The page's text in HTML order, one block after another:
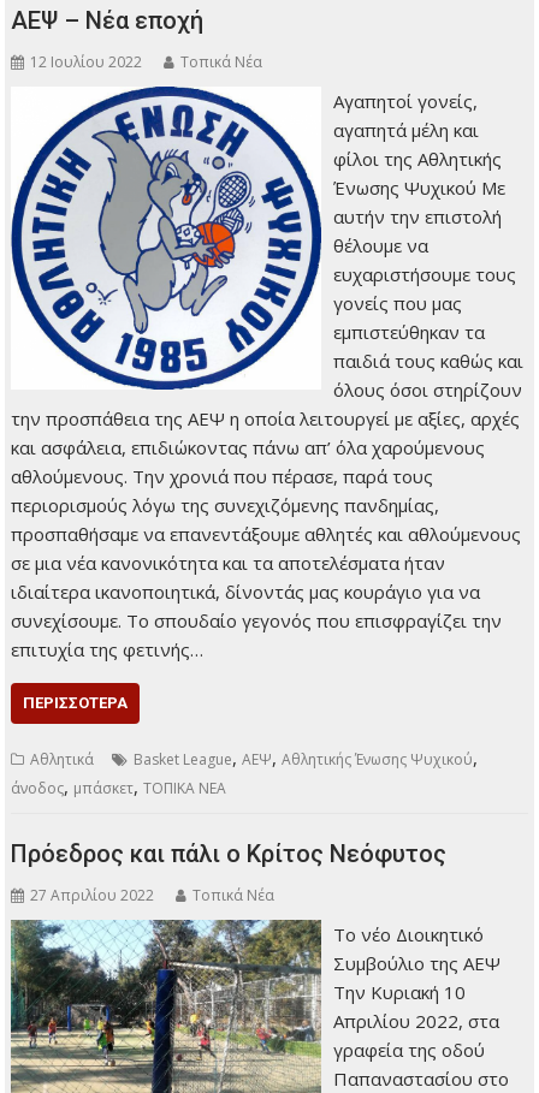
ΑΕΨ – Νέα εποχή
12 Ιουλίου 2022 Τοπικά Νέα
Αγαπητοί γονείς,
αγαπητά μέλη και
φίλοι της Αθλητικής
Ένωσης Ψυχικού Με
αυτήν την επιστολή
θέλουμε να
ευχαριστήσουμε τους
γονείς που μας
εμπιστεύθηκαν τα
παιδιά τους καθώς και
όλους όσοι στηρίζουν
την προσπάθεια της ΑΕΨ η οποία λειτουργεί με αξίες, αρχές
και ασφάλεια, επιδιώκοντας πάνω απ’ όλα χαρούμενους
αθλούμενους. Την χρονιά που πέρασε, παρά τους
περιορισμούς λόγω της συνεχιζόμενης πανδημίας,
προσπαθήσαμε να επανεντάξουμε αθλητές και αθλούμενους
σε μια νέα κανονικότητα και τα αποτελέσματα ήταν
ιδιαίτερα ικανοποιητικά, δίνοντάς μας κουράγιο για να
συνεχίσουμε. Το σπουδαίο γεγονός που επισφραγίζει την
επιτυχία της φετινής…
ΠΕΡΙΣΣΌΤΕΡΑ
Αθλητικά Basket League,ΑΕΨ,Αθλητικής Ένωσης Ψυχικού,
άνοδος, μπάσκετ,ΤΟΠΙΚΑ ΝΕΑ
Πρόεδρος και πάλι ο Κρίτος Νεόφυτος
27 Απριλίου 2022 Τοπικά Νέα
Το νέο Διοικητικό
Συμβούλιο της ΑΕΨ
Την Κυριακή 10
Απριλίου 2022, στα
γραφεία της οδού
Παπαναστασίου στο